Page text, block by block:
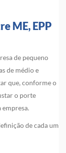
ME, EPP
de pequeno
de médio e
que, conforme o
o porte
de cada um